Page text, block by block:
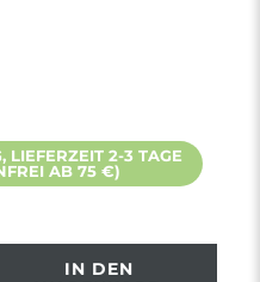
LIEFERZEIT 2-3 TAGE
AB 75 €)
IN DEN